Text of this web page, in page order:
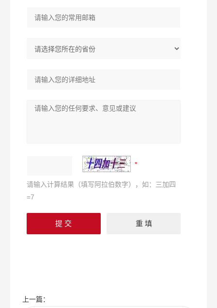
请输入计算结果（填写阿拉伯数字），如：三加四
=7
上一篇：